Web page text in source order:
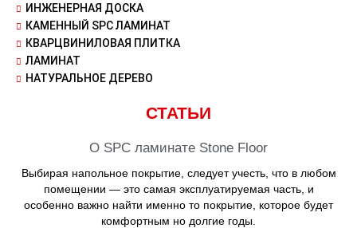
ИНЖЕНЕРНАЯ ДОСКА
КАМЕННЫЙ SPC ЛАМИНАТ
КВАРЦВИНИЛОВАЯ ПЛИТКА
ЛАМИНАТ
НАТУРАЛЬНОЕ ДЕРЕВО
СТАТЬИ
О SPC ламинате Stone Floor
Выбирая напольное покрытие, следует учесть, что в любом
помещении — это самая эксплуатируемая часть, и
особенно важно найти именно то покрытие, которое будет
комфортным но долгие годы.